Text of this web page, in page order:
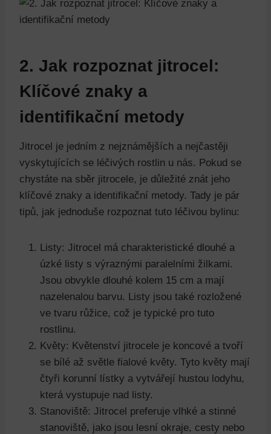
2. Jak rozpoznat jitrocel:
Klíčové znaky a
identifikační metody
Jitrocel je jedním z nejznámějších a nejčastěji
vyskytujících se léčivých rostlin u nás. Pokud se
chystáte na sběr jitrocele, je důležité znát jeho
klíčové znaky a identifikační metody. Tady je pár
tipů, jak jednoduše rozpoznat tuto léčivou bylinu:
Listy: Jitrocel má charakteristické dlouhé a
úzké listy s výraznými paralelními žilkami.
Jsou obvykle dlouhé kolem 15 cm a mají
nazelenalou barvu. Listy jsou také rozložené
ve tvaru růžice, což je typické pro tuto
rostlinu.
Květy: Květenství jitrocele je koncové a tvoří
se bílé až světle fialové květy. Tyto květy mají
čtyři korunní lístky a vytvářejí hustou lodyhu,
která vystupuje nad listy.
Stanoviště: Jitrocel preferuje vlhké a stinné
stanoviště, jako jsou lesní okraje, cesty nebo